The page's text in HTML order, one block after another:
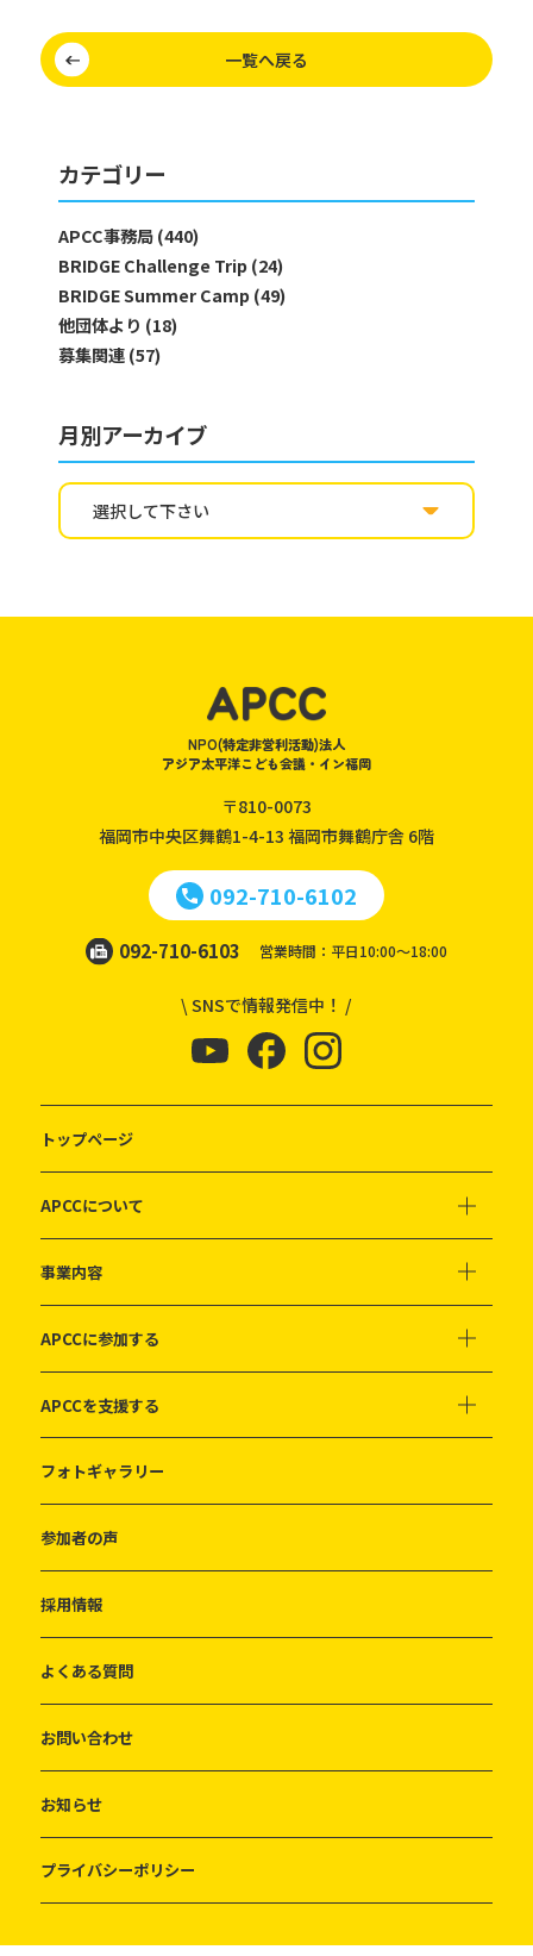
一覧へ戻る
カテゴリー
APCC事務局 (440)
BRIDGE Challenge Trip (24)
BRIDGE Summer Camp (49)
他団体より (18)
募集関連 (57)
月別アーカイブ
NPO(特定非営利活動)法人
アジア太平洋こども会議・イン福岡
〒810-0073
福岡市中央区舞鶴1-4-13 福岡市舞鶴庁舎 6階
092-710-6102
092-710-6103 営業時間：平日10:00～18:00
\ SNSで情報発信中！ /
トップページ
APCCについて
事業内容
APCCに参加する
APCCを支援する
フォトギャラリー
参加者の声
採用情報
よくある質問
お問い合わせ
お知らせ
プライバシーポリシー